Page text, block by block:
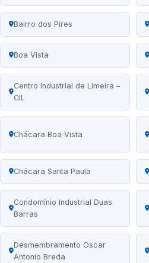
Bairro dos Pires
Boa Vista
Centro Industrial de Limeira –
CIL
Chácara Boa Vista
Chácara Santa Paula
Condomínio Industrial Duas
Barras
Desmembramento Oscar
Antonio Breda